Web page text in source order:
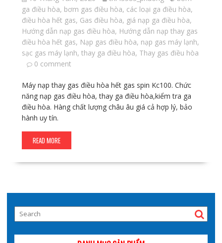
ga điều hòa, bơm gas điều hòa, các loại ga điều hòa,
điều hòa hết gas, Gas điều hòa, giá nạp ga điều hòa,
Hướng dẫn nạp gas điều hòa, Hướng dẫn nạp thay gas
điều hòa hết gas, Nạp gas điều hòa, nạp gas máy lạnh,
sạc gas máy lạnh, thay ga điều hòa, Thay gas điều hòa
0 comment
Máy nạp thay gas điều hòa hết gas spin Kc100. Chức
năng nạp gas điều hòa, thay ga điều hòa,kiểm tra ga
điều hòa. Hàng chất lượng châu âu giá cả hợp lý, bảo
hành uy tín.
READ MORE